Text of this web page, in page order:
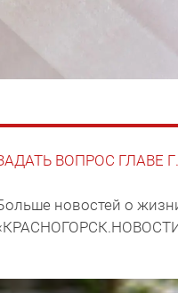
ВОПРОС ГЛАВЕ
новостей о